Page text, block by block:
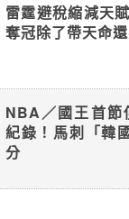
雷霆避稅縮減天
奪冠除了帶天命
NBA／國王首節
紀錄！馬刺「韓
分